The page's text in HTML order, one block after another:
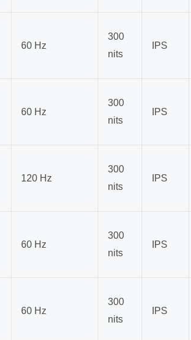
60 Hz
300
nits
IPS
60 Hz
300
nits
IPS
120 Hz
300
nits
IPS
60 Hz
300
nits
IPS
60 Hz
300
nits
IPS